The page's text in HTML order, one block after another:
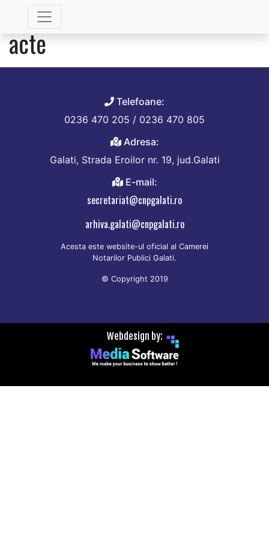
Categorie:
acte
Telefoane:
0236 470 205 / 0236 470 805
Adresa:
Galati, Strada Eroilor nr. 19, jud.Galati
E-mail:
secretariat@cnpgalati.ro
arhiva.galati@cnpgalati.ro
Acesta este website-ul oficial al Camerei
Notarilor Publici Galati.
© Copyright 2019
Webdesign by: